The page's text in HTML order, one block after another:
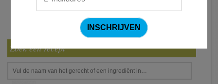
Zoek een recept